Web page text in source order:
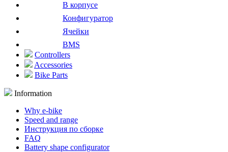
В корпусе
Конфигуратор
Ячейки
BMS
Controllers
Accessories
Bike Parts
Information
Why e-bike
Speed and range
Инструкция по сборке
FAQ
Battery shape configurator